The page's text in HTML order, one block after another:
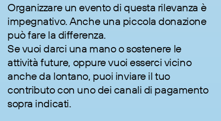
Organizzare un evento di questa rilevanza è
impegnativo. Anche una piccola donazione
può fare la differenza.
Se vuoi darci una mano o sostenere le
attività future, oppure vuoi esserci vicino
anche da lontano, puoi inviare il tuo
contributo con uno dei canali di pagamento
sopra indicati.